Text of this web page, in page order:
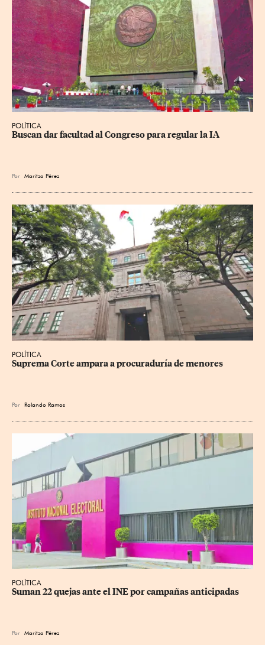
POLÍTICA
Buscan dar facultad al Congreso para regular la IA
Por Maritza Pérez
POLÍTICA
Suprema Corte ampara a procuraduría de menores
Por Rolando Ramos
POLÍTICA
Suman 22 quejas ante el INE por campañas anticipadas
Por Maritza Pérez